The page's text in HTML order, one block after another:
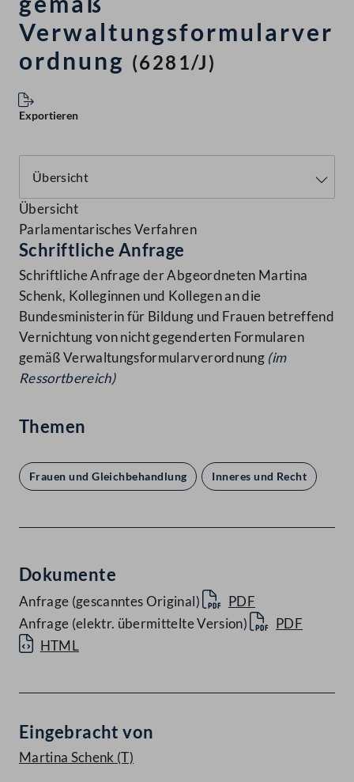
Verwaltungsformularver
ordnung (6281/J)
Exportieren
Übersicht
Parlamentarisches Verfahren
Schriftliche Anfrage
Schriftliche Anfrage der Abgeordneten Martina
Schenk, Kolleginnen und Kollegen an die
Bundesministerin für Bildung und Frauen betreffend
Vernichtung von nicht gegenderten Formularen
gemäß Verwaltungsformularverordnung (im
Ressortbereich)
Themen
Frauen und Gleichbehandlung Inneres und Recht
Dokumente
Anfrage (gescanntes Original)
PDF
Anfrage (elektr. übermittelte Version)
PDF
HTML
Eingebracht von
Martina Schenk (T)